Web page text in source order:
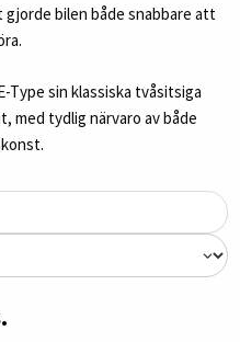
bilen både snabbare att
Type sin klassiska tvåsitsiga
med tydlig närvaro av både